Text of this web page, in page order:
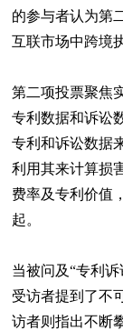
的参与者认为第
互联市场中跨境
第二项投票聚焦
专利数据和诉讼
专利和诉讼数据
利用其来计算损
费率及专利价值
起。
当被问及“专利
受访者提到了不
访者则指出不断